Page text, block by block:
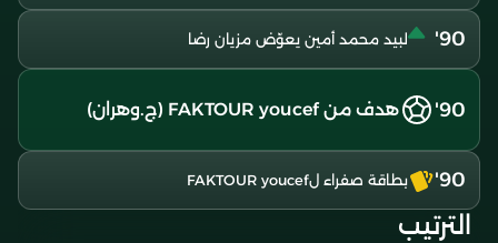
90' لبيد محمد أمين يعوّض مزيان رضا
90' هدف من FAKTOUR youcef (ج.وهران)
90' بطاقة صفراء لFAKTOUR youcef
الترتيب